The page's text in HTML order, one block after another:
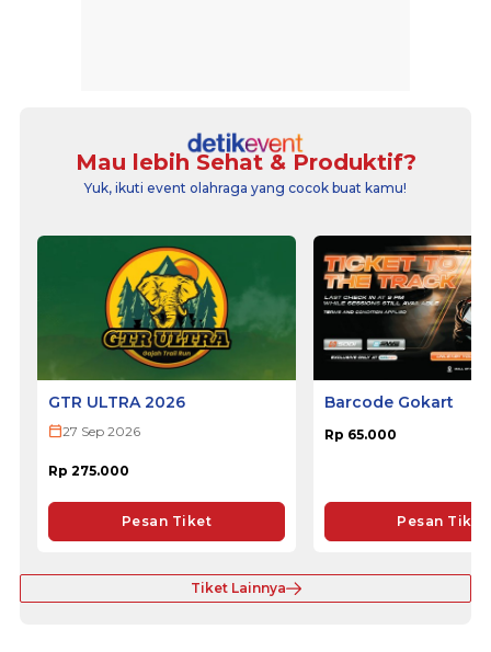
Mau lebih Sehat & Produktif?
Yuk, ikuti event olahraga yang cocok buat kamu!
GTR ULTRA 2026
27 Sep 2026
Rp 275.000
Pesan Tiket
Barcode Gokart
Rp 65.000
Pesan Tiket
Tiket Lainnya